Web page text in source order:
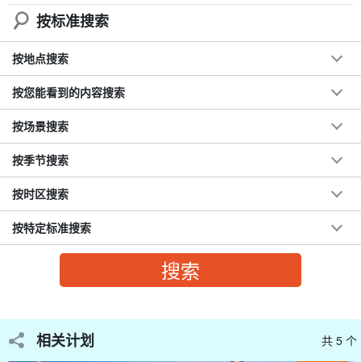
包括免费租用的旅游装备
旅行团参与者福利页面介绍。
参与日期。前一天 18:00 前取消无需付费
按标准搜索
按地点搜索
按您能看到的内容搜索
按场景搜索
按季节搜索
按时区搜索
按特定标准搜索
相关计划 共 5 个